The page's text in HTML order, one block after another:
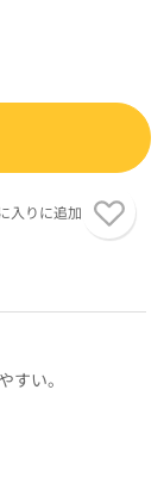
入りに追加
すい。